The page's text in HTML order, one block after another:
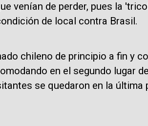
venían de perder, pues la
de local contra Brasil.
chileno de principio a fin y
en el segundo lugar
se quedaron en la última